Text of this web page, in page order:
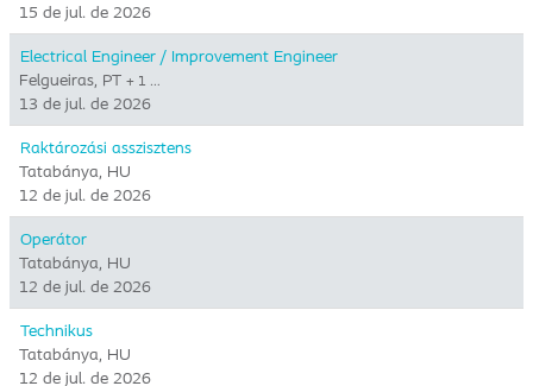
15 de jul. de 2026
Electrical Engineer / Improvement Engineer
Felgueiras, PT + 1 …
13 de jul. de 2026
Raktározási asszisztens
Tatabánya, HU
12 de jul. de 2026
Operátor
Tatabánya, HU
12 de jul. de 2026
Technikus
Tatabánya, HU
12 de jul. de 2026